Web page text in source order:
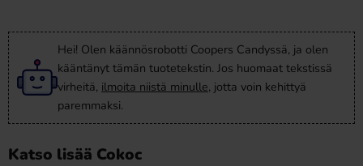
Hei! Olen käännösrobotti Coopers Candyssä, ja olen
kääntänyt tämän tuotetekstin. Jos huomaat tekstissä
virheitä, ilmoita niistä minulle, jotta voin kehittyä
paremmaksi.
Katso lisää Cokoc